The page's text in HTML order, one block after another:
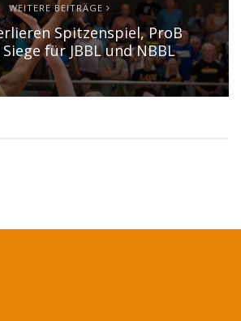
WEITERE BEITRÄGE
Spitzenspiel, ProB
für JBBL und NBBL